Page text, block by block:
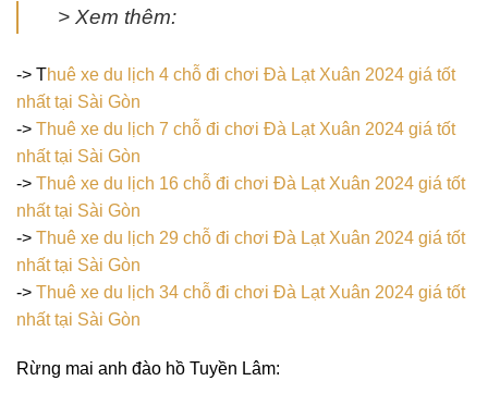
> Xem thêm:
-> Thuê xe du lịch 4 chỗ đi chơi Đà Lạt Xuân 2024 giá tốt
nhất tại Sài Gòn
-> Thuê xe du lịch 7 chỗ đi chơi Đà Lạt Xuân 2024 giá tốt
nhất tại Sài Gòn
-> Thuê xe du lịch 16 chỗ đi chơi Đà Lạt Xuân 2024 giá tốt
nhất tại Sài Gòn
-> Thuê xe du lịch 29 chỗ đi chơi Đà Lạt Xuân 2024 giá tốt
nhất tại Sài Gòn
-> Thuê xe du lịch 34 chỗ đi chơi Đà Lạt Xuân 2024 giá tốt
nhất tại Sài Gòn
Rừng mai anh đào hồ Tuyền Lâm: